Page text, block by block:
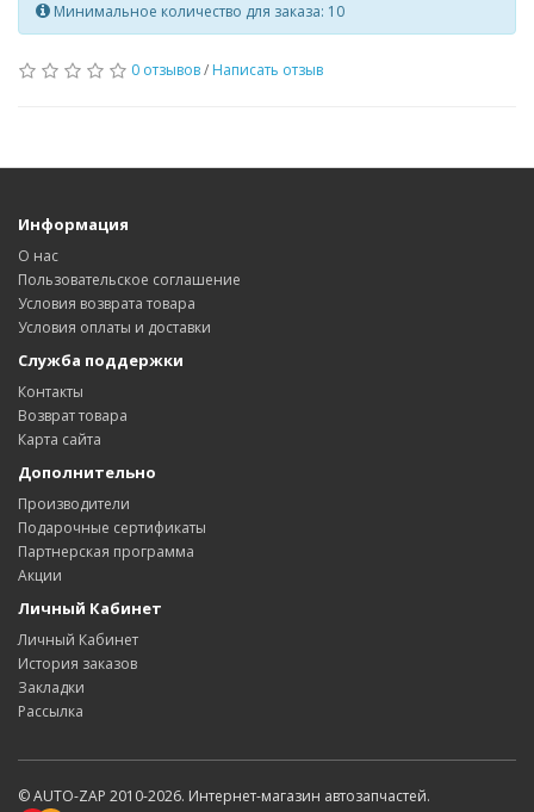
Минимальное количество для заказа: 10
0 отзывов/ Написать отзыв
Информация
О нас
Пользовательское соглашение
Условия возврата товара
Условия оплаты и доставки
Служба поддержки
Контакты
Возврат товара
Карта сайта
Дополнительно
Производители
Подарочные сертификаты
Партнерская программа
Акции
Личный Кабинет
Личный Кабинет
История заказов
Закладки
Рассылка
© AUTO-ZAP 2010-2026. Интернет-магазин автозапчастей.